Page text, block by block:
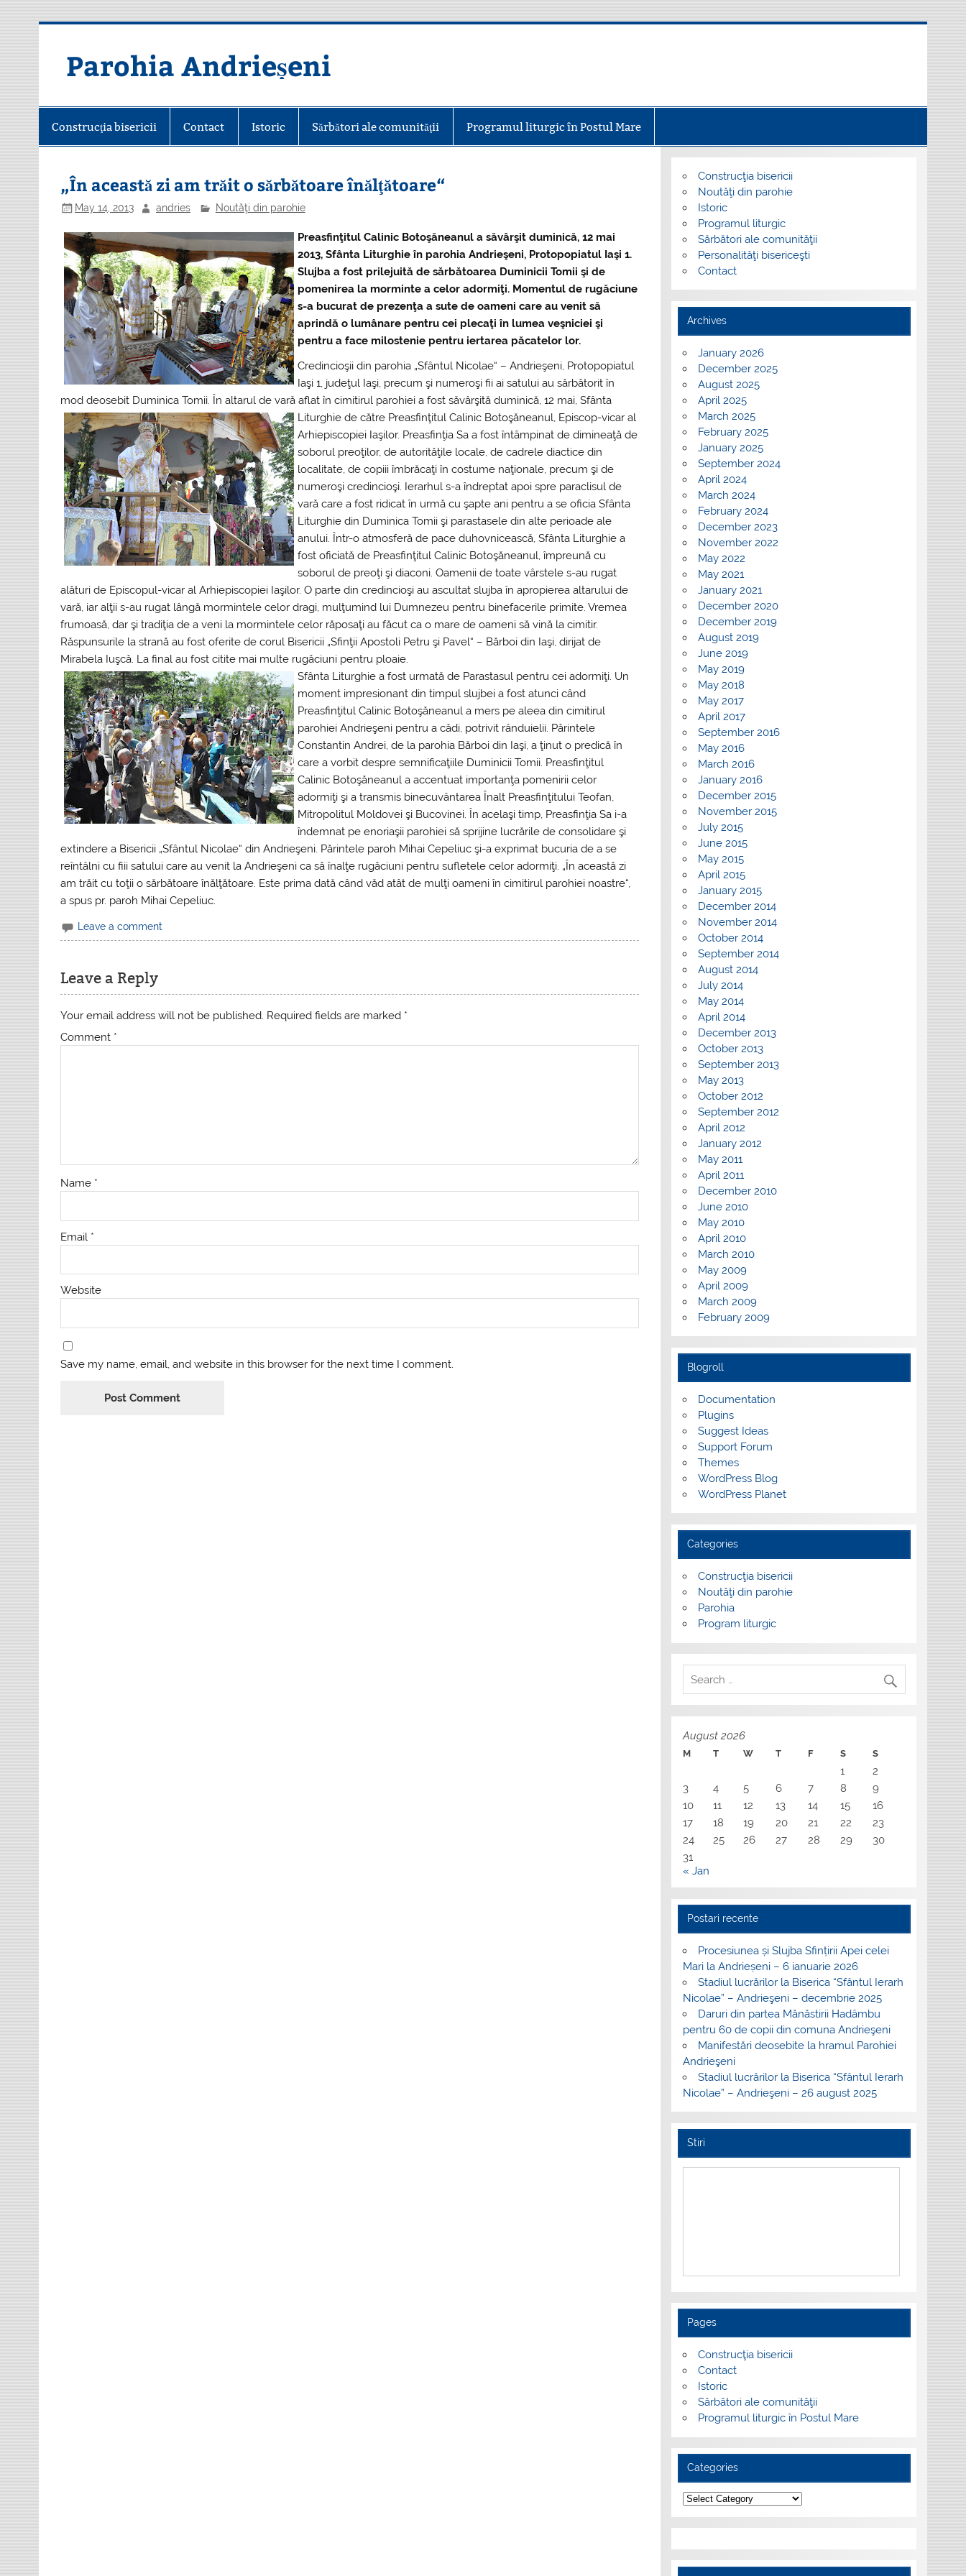
Parohia Andrieșeni
Construcţia bisericii Contact Istoric Sărbători ale comunităţii Programul liturgic în Postul Mare
„În această zi am trăit o sărbătoare înălţătoare“
May 14, 2013 andries Noutăţi din parohie
Preasfinţitul Calinic Botoşăneanul a săvârşit duminică, 12 mai
2013, Sfânta Liturghie în parohia Andrieşeni, Protopopiatul Iaşi 1.
Slujba a fost prilejuită de sărbătoarea Duminicii Tomii şi de
pomenirea la morminte a celor adormiţi. Momentul de rugăciune
s-a bucurat de prezenţa a sute de oameni care au venit să
aprindă o lumânare pentru cei plecaţi în lumea veşniciei şi
pentru a face milostenie pentru iertarea păcatelor lor.
Credincioşii din parohia „Sfântul Nicolae“ – Andrieşeni, Protopopiatul
Iaşi 1, judeţul Iaşi, precum şi numeroşi fii ai satului au sărbătorit în
mod deosebit Duminica Tomii. În altarul de vară aflat în cimitirul parohiei a fost săvârşită duminică, 12 mai, Sfânta
Liturghie de către Preasfinţitul Calinic Botoşăneanul, Episcop-vicar al
Arhiepiscopiei Iaşilor. Preasfinţia Sa a fost întâmpinat de dimineaţă de
soborul preoţilor, de autorităţile locale, de cadrele diactice din
localitate, de copiii îmbrăcaţi în costume naţionale, precum şi de
numeroşi credincioşi. Ierarhul s-a îndreptat apoi spre paraclisul de
vară care a fost ridicat în urmă cu şapte ani pentru a se oficia Sfânta
Liturghie din Duminica Tomii şi parastasele din alte perioade ale
anului. Într-o atmosferă de pace duhovnicească, Sfânta Liturghie a
fost oficiată de Preasfinţitul Calinic Botoşăneanul, împreună cu
soborul de preoţi şi diaconi. Oamenii de toate vârstele s-au rugat
alături de Episcopul-vicar al Arhiepiscopiei Iaşilor. O parte din credincioşi au ascultat slujba în apropierea altarului de
vară, iar alţii s-au rugat lângă mormintele celor dragi, mulţumind lui Dumnezeu pentru binefacerile primite. Vremea
frumoasă, dar şi tradiţia de a veni la mormintele celor răposaţi au făcut ca o mare de oameni să vină la cimitir.
Răspunsurile la strană au fost oferite de corul Bisericii „Sfinţii Apostoli Petru şi Pavel“ – Bărboi din Iaşi, dirijat de
Mirabela Iuşcă. La final au fost citite mai multe rugăciuni pentru ploaie.
Sfânta Liturghie a fost urmată de Parastasul pentru cei adormiţi. Un
moment impresionant din timpul slujbei a fost atunci când
Preasfinţitul Calinic Botoşăneanul a mers pe aleea din cimitirul
parohiei Andrieşeni pentru a cădi, potrivit rânduielii. Părintele
Constantin Andrei, de la parohia Bărboi din Iaşi, a ţinut o predică în
care a vorbit despre semnificaţiile Duminicii Tomii. Preasfinţitul
Calinic Botoşăneanul a accentuat importanţa pomenirii celor
adormiţi şi a transmis binecuvântarea Înalt Preasfinţitului Teofan,
Mitropolitul Moldovei şi Bucovinei. În acelaşi timp, Preasfinţia Sa i-a
îndemnat pe enoriaşii parohiei să sprijine lucrările de consolidare şi
extindere a Bisericii „Sfântul Nicolae“ din Andrieşeni. Părintele paroh Mihai Cepeliuc şi-a exprimat bucuria de a se
reîntâlni cu fiii satului care au venit la Andrieşeni ca să înalţe rugăciuni pentru sufletele celor adormiţi. „În această zi
am trăit cu toţii o sărbătoare înălţătoare. Este prima dată când văd atât de mulţi oameni în cimitirul parohiei noastre“,
a spus pr. paroh Mihai Cepeliuc.
Leave a comment
Leave a Reply
Your email address will not be published. Required fields are marked *
Comment *
Name *
Email *
Website
Save my name, email, and website in this browser for the next time I comment.
Construcţia bisericii
Noutăţi din parohie
Istoric
Programul liturgic
Sărbători ale comunităţii
Personalităţi bisericeşti
Contact
Archives
January 2026
December 2025
August 2025
April 2025
March 2025
February 2025
January 2025
September 2024
April 2024
March 2024
February 2024
December 2023
November 2022
May 2022
May 2021
January 2021
December 2020
December 2019
August 2019
June 2019
May 2019
May 2018
May 2017
April 2017
September 2016
May 2016
March 2016
January 2016
December 2015
November 2015
July 2015
June 2015
May 2015
April 2015
January 2015
December 2014
November 2014
October 2014
September 2014
August 2014
July 2014
May 2014
April 2014
December 2013
October 2013
September 2013
May 2013
October 2012
September 2012
April 2012
January 2012
May 2011
April 2011
December 2010
June 2010
May 2010
April 2010
March 2010
May 2009
April 2009
March 2009
February 2009
Blogroll
Documentation
Plugins
Suggest Ideas
Support Forum
Themes
WordPress Blog
WordPress Planet
Categories
Construcţia bisericii
Noutăţi din parohie
Parohia
Program liturgic
August 2026
M T W T F S S
1
2
3
4 5 6 7 8
9
10
11 12 13 14 15
16
17
18 19 20 21 22
23
24
25 26 27 28 29
30
31
« Jan
Postari recente
Procesiunea și Slujba Sfințirii Apei celei
Mari la Andrieșeni – 6 ianuarie 2026
Stadiul lucrărilor la Biserica “Sfântul Ierarh
Nicolae” – Andrieşeni – decembrie 2025
Daruri din partea Mănăstirii Hadâmbu
pentru 60 de copii din comuna Andrieşeni
Manifestări deosebite la hramul Parohiei
Andrieşeni
Stadiul lucrărilor la Biserica “Sfântul Ierarh
Nicolae” – Andrieşeni – 26 august 2025
Stiri
Pages
Construcţia bisericii
Contact
Istoric
Sărbători ale comunităţii
Programul liturgic în Postul Mare
Categories
Categories